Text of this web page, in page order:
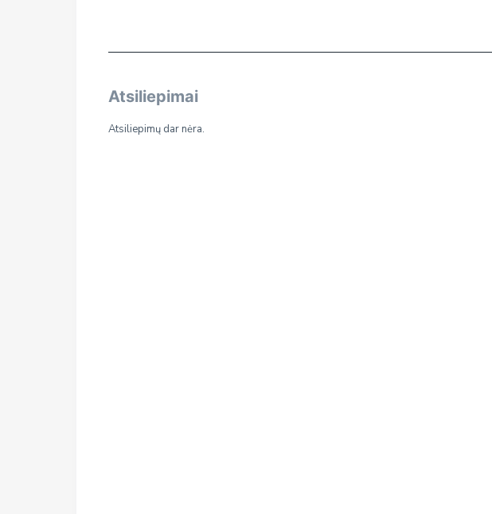
Atsiliepimai
Atsiliepimų dar nėra.